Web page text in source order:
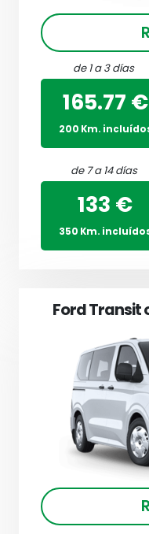
de 1 a 3 días
165.77 €
200 Km.
de 7 a 14 días
133 €
350 Km.
Ford Transit